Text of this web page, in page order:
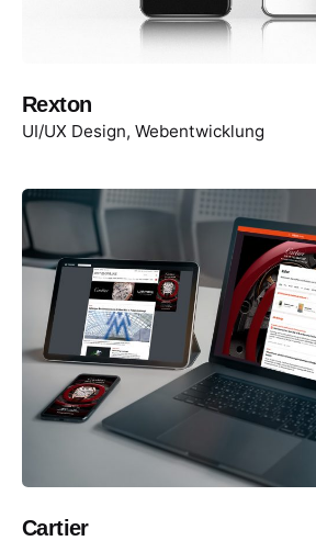
Rexton
UI/UX Design Webentwicklung
Cartier